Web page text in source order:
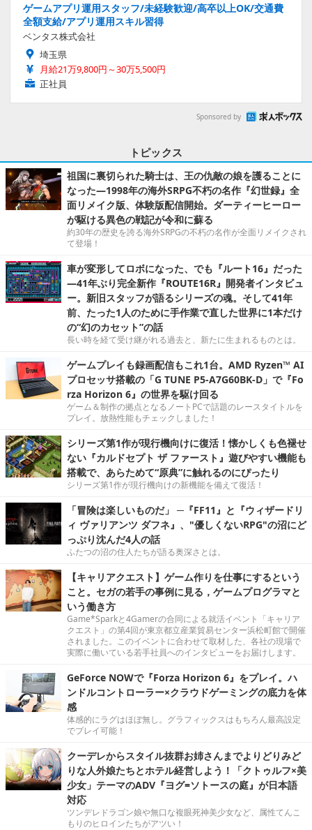
ゲームアプリ運用スタッフ/未経験歓迎/高卒以上OK/交通費
全額支給/アプリ運用スキル習得
ベンタス株式会社
埼玉県
月給21万9,800円～30万5,500円
正社員
Sponsored by
トピックス
祖国に裏切られた騎士は、王の仇敵の娘を護ることに
なった―1998年の海外SRPG不朽の名作『幻世録』全
面リメイク版、体験版配信開始。ダーティーヒーロー
が駆ける異色の戦記が令和に蘇る
約30年の歴史を誇る海外SRPGの不朽の名作が全面リメイクされ
て登場！
車が変形してロボになった、でも『ルート16』だった
―41年ぶり完全新作『ROUTE16R』開発者インタビュ
ー。新旧スタッフが語るシリーズの魂。そして41年
前、たった1人のために手作業で直した世界に1本だけ
の“幻のカセット”の話
長い時を経て受け継がれる過去と、新たに生まれるものとは。
ゲームプレイも録画配信もこれ1台。AMD Ryzen™ AI
プロセッサ搭載の「G TUNE P5-A7G60BK-D」で『Fo
rza Horizon 6』の世界を駆け回る
ゲーム＆制作の拠点となるノートPCで話題のレースタイトルを
プレイ。放熱性能もチェックしました！
シリーズ第1作が現行機向けに復活！懐かしくも色褪せ
ない『カルドセプト ザ ファースト』遊びやすい機能も
搭載で、あらためて“原典”に触れるのにぴったり
シリーズ第1作が現行機向けの新機能を備えて復活！
「冒険は楽しいものだ」 ─『FF11』と『ウィザードリ
ィ ヴァリアンツ ダフネ』、"優しくないRPG"の沼にど
っぷり沈んだ4人の話
ふたつの沼の住人たちが語る奥深さとは。
【キャリアクエスト】ゲーム作りを仕事にするという
こと。セガの若手の事例に見る，ゲームプログラマと
いう働き方
Game*Sparkと4Gamerの合同による就活イベント「キャリア
クエスト」の第4回が東京都立産業貿易センター浜松町館で開催
されました。このイベントに合わせて取材した、各社の現場で
実際に働いている若手社員へのインタビューをお届けします。
GeForce NOWで『Forza Horizon 6』をプレイ。ハ
ンドルコントローラー×クラウドゲーミングの底力を体
感
体感的にラグはほぼ無し。グラフィックスはもちろん最高設定
でプレイ可能！
クーデレからスタイル抜群お姉さんまでよりどりみど
りな人外娘たちとホテル経営しよう！「クトゥルフ×美
少女」テーマのADV『ヨグ=ソトースの庭』が日本語
対応
ツンデレドラゴン娘や無口な複眼死神美少女など、属性てんこ
もりのヒロインたちがアツい！